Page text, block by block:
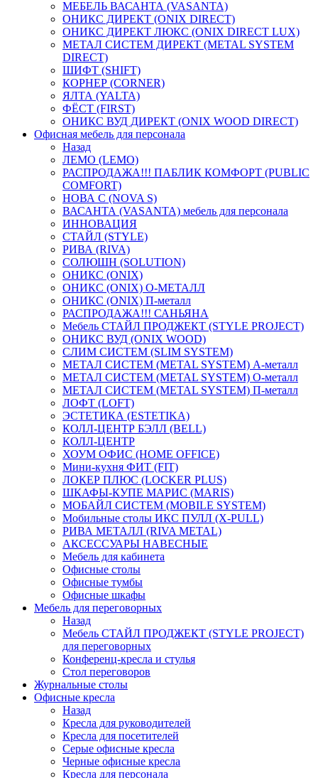
МЕБЕЛЬ ВАСАНТА (VASANTA)
ОНИКС ДИРЕКТ (ONIX DIRECT)
ОНИКС ДИРЕКТ ЛЮКС (ONIX DIRECT LUX)
МЕТАЛ СИСТЕМ ДИРЕКТ (METAL SYSTEM
DIRECT)
ШИФТ (SHIFT)
КОРНЕР (CORNER)
ЯЛТА (YALTA)
ФЁСТ (FIRST)
ОНИКС ВУД ДИРЕКТ (ONIX WOOD DIRECT)
Офисная мебель для персонала
Назад
ЛЕМО (LEMO)
РАСПРОДАЖА!!! ПАБЛИК КОМФОРТ (PUBLIC
COMFORT)
НОВА С (NOVA S)
ВАСАНТА (VASANTA) мебель для персонала
ИННОВАЦИЯ
СТАЙЛ (STYLE)
РИВА (RIVA)
СОЛЮШН (SOLUTION)
ОНИКС (ONIX)
ОНИКС (ONIX) O-МЕТАЛЛ
ОНИКС (ONIX) П-металл
РАСПРОДАЖА!!! САНЬЯНА
Мебель СТАЙЛ ПРОДЖЕКТ (STYLE PROJECT)
ОНИКС ВУД (ONIX WOOD)
СЛИМ СИСТЕМ (SLIM SYSTEM)
МЕТАЛ СИСТЕМ (METAL SYSTEM) А-металл
МЕТАЛ СИСТЕМ (METAL SYSTEM) О-металл
МЕТАЛ СИСТЕМ (METAL SYSTEM) П-металл
ЛОФТ (LOFT)
ЭСТЕТИКА (ESTETIKA)
КОЛЛ-ЦЕНТР БЭЛЛ (BELL)
КОЛЛ-ЦЕНТР
ХОУМ ОФИС (HOME OFFICE)
Мини-кухня ФИТ (FIT)
ЛОКЕР ПЛЮС (LOCKER PLUS)
ШКАФЫ-КУПЕ МАРИС (MARIS)
МОБАЙЛ СИСТЕМ (MOBILE SYSTEM)
Мобильные столы ИКС ПУЛЛ (X-PULL)
РИВА МЕТАЛЛ (RIVA METAL)
АКСЕССУАРЫ НАВЕСНЫЕ
Мебель для кабинета
Офисные столы
Офисные тумбы
Офисные шкафы
Мебель для переговорных
Назад
Мебель СТАЙЛ ПРОДЖЕКТ (STYLE PROJECT)
для переговорных
Конференц-кресла и стулья
Стол переговоров
Журнальные столы
Офисные кресла
Назад
Кресла для руководителей
Кресла для посетителей
Серые офисные кресла
Черные офисные кресла
Кресла для персонала